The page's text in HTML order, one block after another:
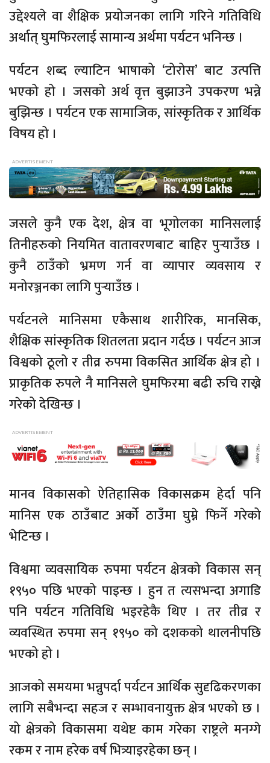
उद्देश्यले वा शैक्षिक प्रयोजनका लागि गरिने गतिविधि
अर्थात् घुमफिरलाई सामान्य अर्थमा पर्यटन भनिन्छ ।
पर्यटन शब्द ल्याटिन भाषाको ‘टोरोस’ बाट उत्पत्ति
भएको हो । जसको अर्थ वृत्त बुझाउने उपकरण भन्ने
बुझिन्छ । पर्यटन एक सामाजिक, सांस्कृतिक र आर्थिक
विषय हो ।
जसले कुनै एक देश, क्षेत्र वा भूगोलका मानिसलाई
तिनीहरुको नियमित वातावरणबाट बाहिर पुर्‍याउँछ ।
कुनै ठाउँको भ्रमण गर्न वा व्यापार व्यवसाय र
मनोरञ्जनका लागि पुर्‍याउँछ ।
पर्यटनले मानिसमा एकैसाथ शारीरिक, मानसिक,
शैक्षिक सांस्कृतिक शितलता प्रदान गर्दछ । पर्यटन आज
विश्वको ठूलो र तीव्र रुपमा विकसित आर्थिक क्षेत्र हो ।
प्राकृतिक रुपले नै मानिसले घुमफिरमा बढी रुचि राख्ने
गरेको देखिन्छ ।
मानव विकासको ऐतिहासिक विकासक्रम हेर्दा पनि
मानिस एक ठाउँबाट अर्को ठाउँमा घुम्ने फिर्ने गरेको
भेटिन्छ ।
विश्वमा व्यवसायिक रुपमा पर्यटन क्षेत्रको विकास सन्
१९५० पछि भएको पाइन्छ । हुन त त्यसभन्दा अगाडि
पनि पर्यटन गतिविधि भइरहेकै थिए । तर तीव्र र
व्यवस्थित रुपमा सन् १९५० को दशकको थालनीपछि
भएको हो ।
आजको समयमा भन्नुपर्दा पर्यटन आर्थिक सुदृढिकरणका
लागि सबैभन्दा सहज र सम्भावनायुक्त क्षेत्र भएको छ ।
यो क्षेत्रको विकासमा यथेष्ट काम गरेका राष्ट्रले मनग्गे
रकम र नाम हरेक वर्ष भित्र्याइरहेका छन् ।